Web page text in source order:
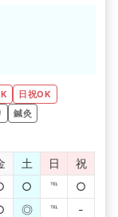
日祝OK
鍼灸
土 日
祝
○ ℡
○
◎ ℡ -